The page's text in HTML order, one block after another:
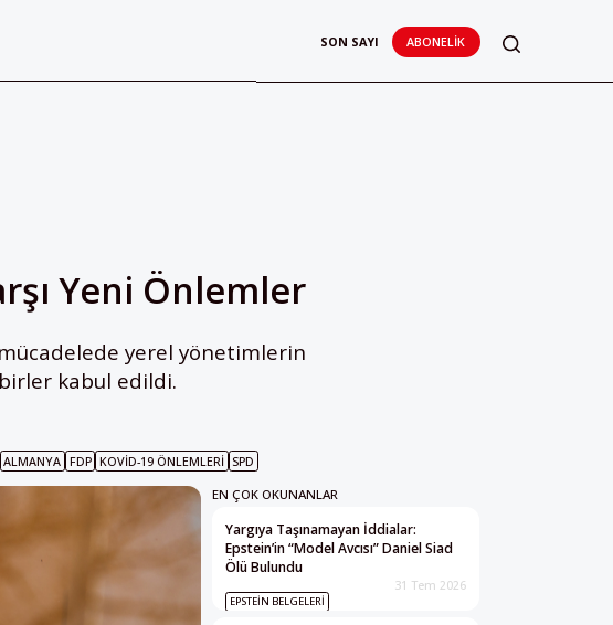
SON SAYI ABONELIK
Yeni Önlemler
yerel yönetimlerin
kabul edildi.
ALMANYA FDP KOVID-19 ÖNLEMLERI SPD
EN ÇOK OKUNANLAR
Yargıya Taşınamayan İddialar:
Epstein’in “Model Avcısı” Daniel Siad
Ölü Bulundu
EPSTEIN BELGELERI
31 Tem 2026